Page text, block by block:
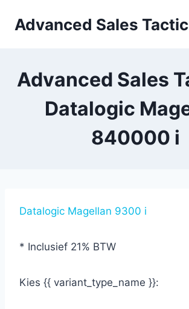
Advanced Sales
Advanced Sales
Datalogic
840000 i
Datalogic Magellan 9300 i
* Inclusief 21% BTW
Kies {{ variant_type_name }}: